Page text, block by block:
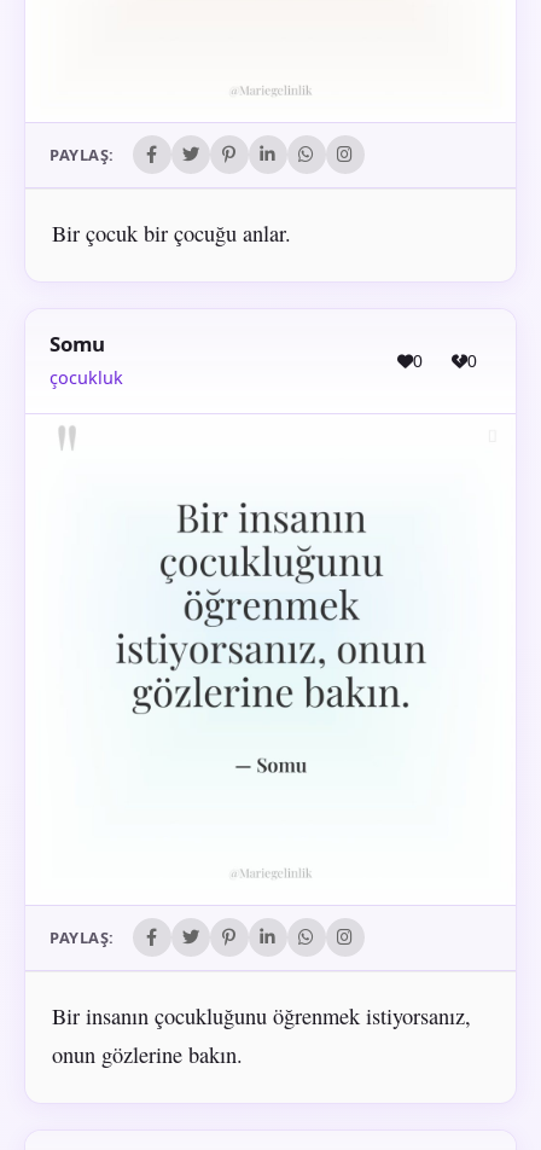
PAYLAŞ:
Bir çocuk bir çocuğu anlar.
Somu
çocukluk
0 0
PAYLAŞ:
Bir insanın çocukluğunu öğrenmek istiyorsanız,
onun gözlerine bakın.